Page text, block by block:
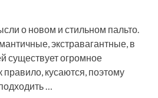
о новом и стильном пальто.
экстравагантные, в
существует огромное
кусаются, поэтому
…